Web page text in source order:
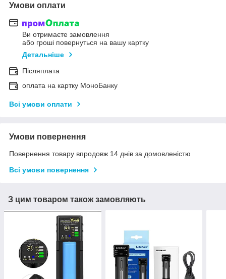
Умови оплати
Ви отримаєте замовлення
або гроші повернуться на вашу картку
Детальніше
Післяплата
оплата на картку МоноБанку
Всі умови оплати
Умови повернення
Повернення товару впродовж 14 днів за домовленістю
Всі умови повернення
З цим товаром також замовляють